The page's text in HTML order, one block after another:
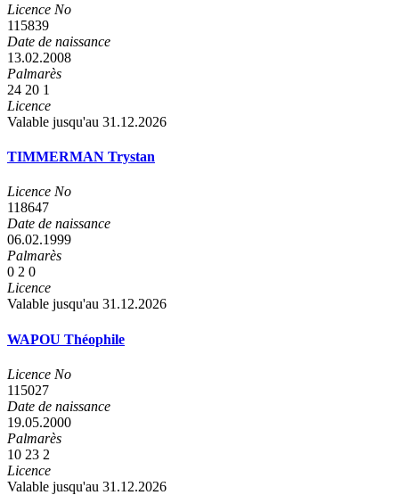
Licence No
115839
Date de naissance
13.02.2008
Palmarès
24 20 1
Licence
Valable jusqu'au 31.12.2026
TIMMERMAN Trystan
Licence No
118647
Date de naissance
06.02.1999
Palmarès
0 2 0
Licence
Valable jusqu'au 31.12.2026
WAPOU Théophile
Licence No
115027
Date de naissance
19.05.2000
Palmarès
10 23 2
Licence
Valable jusqu'au 31.12.2026